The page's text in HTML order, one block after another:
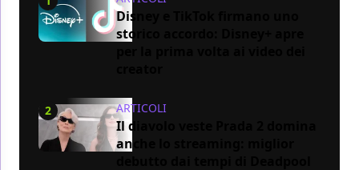
Disney e TikTok firmano uno
storico accordo: Disney+ apre
2 ARTICOLI
Il diavolo veste Prada 2 domina
anche lo streaming: miglior